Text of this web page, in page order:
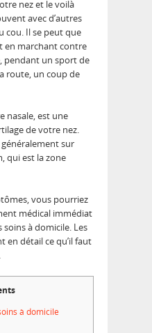
nez et le voilà
avec d’autres
cou. Il se peut que
en marchant contre
pendant un sport de
route, un coup de
nasale, est une
de votre nez.
sur
qui est la zone
vous pourriez
médical immédiat
à domicile. Les
en détail ce qu’il faut
à domicile